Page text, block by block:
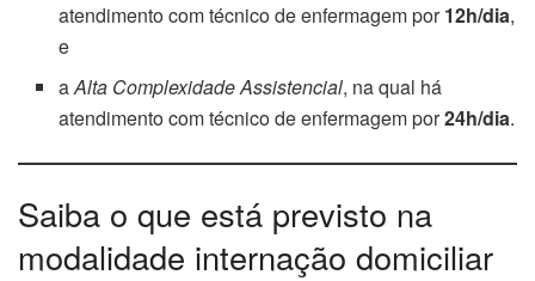
atendimento com técnico de enfermagem por12h/dia,
e
aAlta Complexidade Assistencial, na qual há
atendimento com técnico de enfermagem por24h/dia.
Saiba o que está previsto na
modalidade internação domiciliar